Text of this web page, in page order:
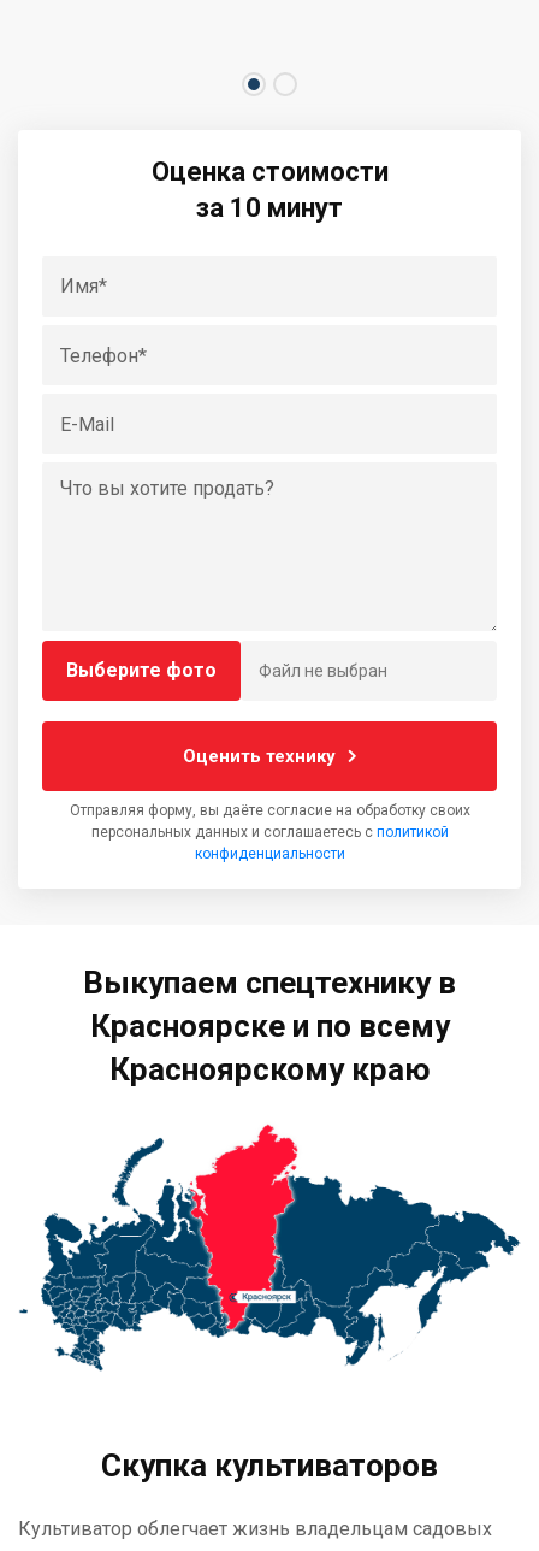
Оценка стоимости
за 10 минут
Выберите фото Файл не выбран
Оценить технику
Отправляя форму, вы даёте согласие на обработку своих
персональных данных и соглашаетесь с политикой
конфиденциальности
Выкупаем спецтехнику в
Красноярске и по всему
Красноярскому краю
Скупка культиваторов
Культиватор облегчает жизнь владельцам садовых